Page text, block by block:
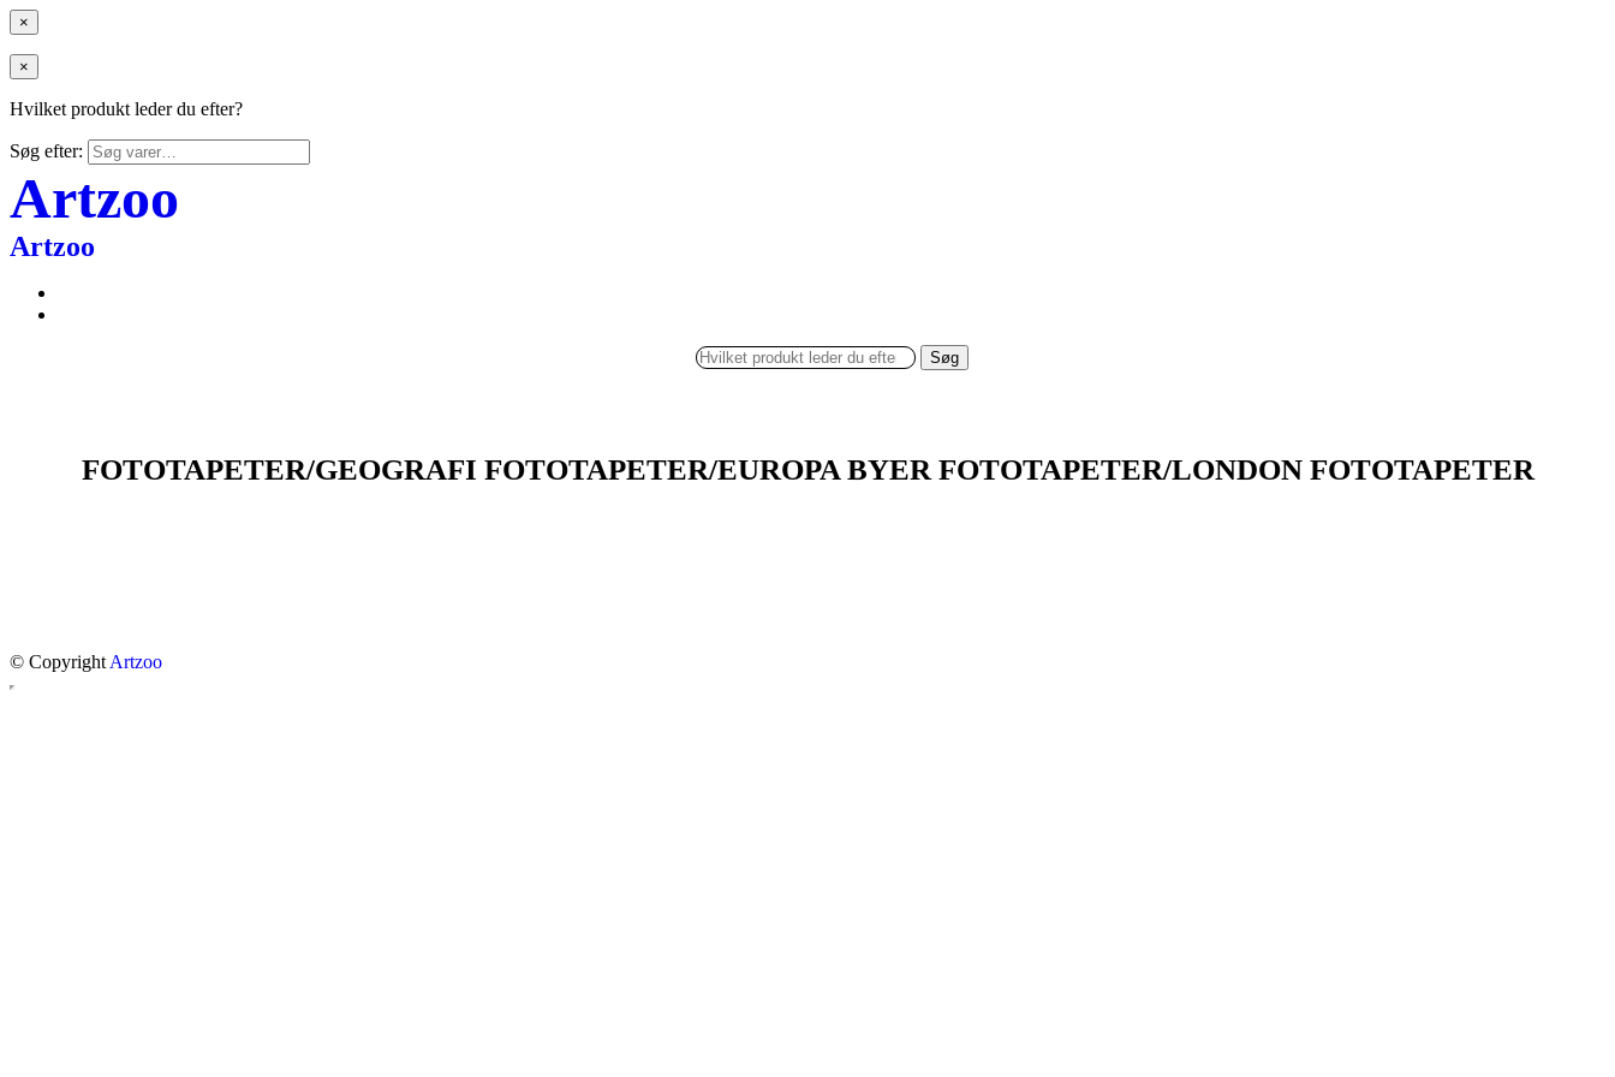
×
×
Hvilket produkt leder du efter?
Søg efter:
Artzoo
Artzoo
Søg
FOTOTAPETER/GEOGRAFI FOTOTAPETER/EUROPA BYER FOTOTAPETER/LONDON FOTOTAPETER
© Copyright Artzoo